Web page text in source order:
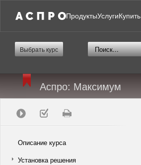
ПродуктыУслугиКупить
Выбрать курс
Аспро: Максимум
Описание курса
Установка решения